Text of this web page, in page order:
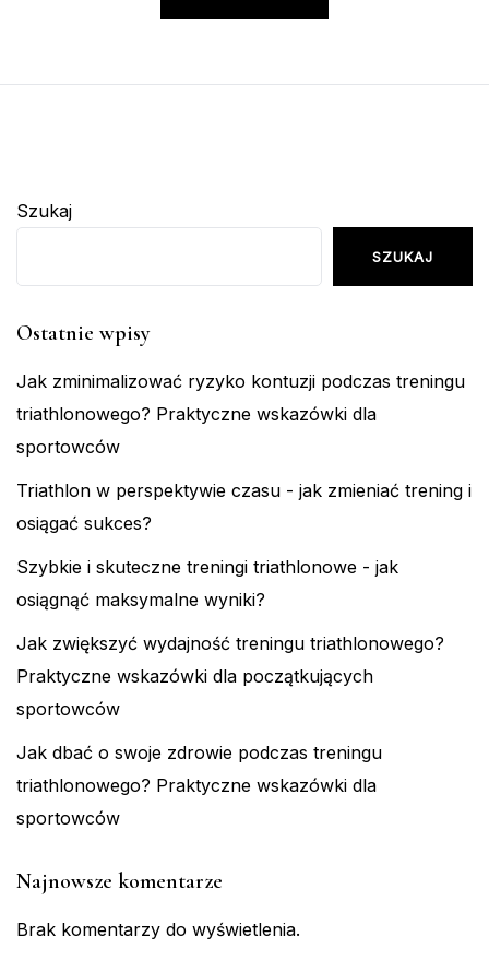
Szukaj
SZUKAJ
Ostatnie wpisy
Jak zminimalizować ryzyko kontuzji podczas treningu
triathlonowego? Praktyczne wskazówki dla
sportowców
Triathlon w perspektywie czasu - jak zmieniać trening i
osiągać sukces?
Szybkie i skuteczne treningi triathlonowe - jak
osiągnąć maksymalne wyniki?
Jak zwiększyć wydajność treningu triathlonowego?
Praktyczne wskazówki dla początkujących
sportowców
Jak dbać o swoje zdrowie podczas treningu
triathlonowego? Praktyczne wskazówki dla
sportowców
Najnowsze komentarze
Brak komentarzy do wyświetlenia.